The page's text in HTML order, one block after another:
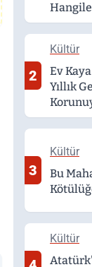
2
Kültür
Ev
Yıllık
3
Kültür
Bu
Kültür